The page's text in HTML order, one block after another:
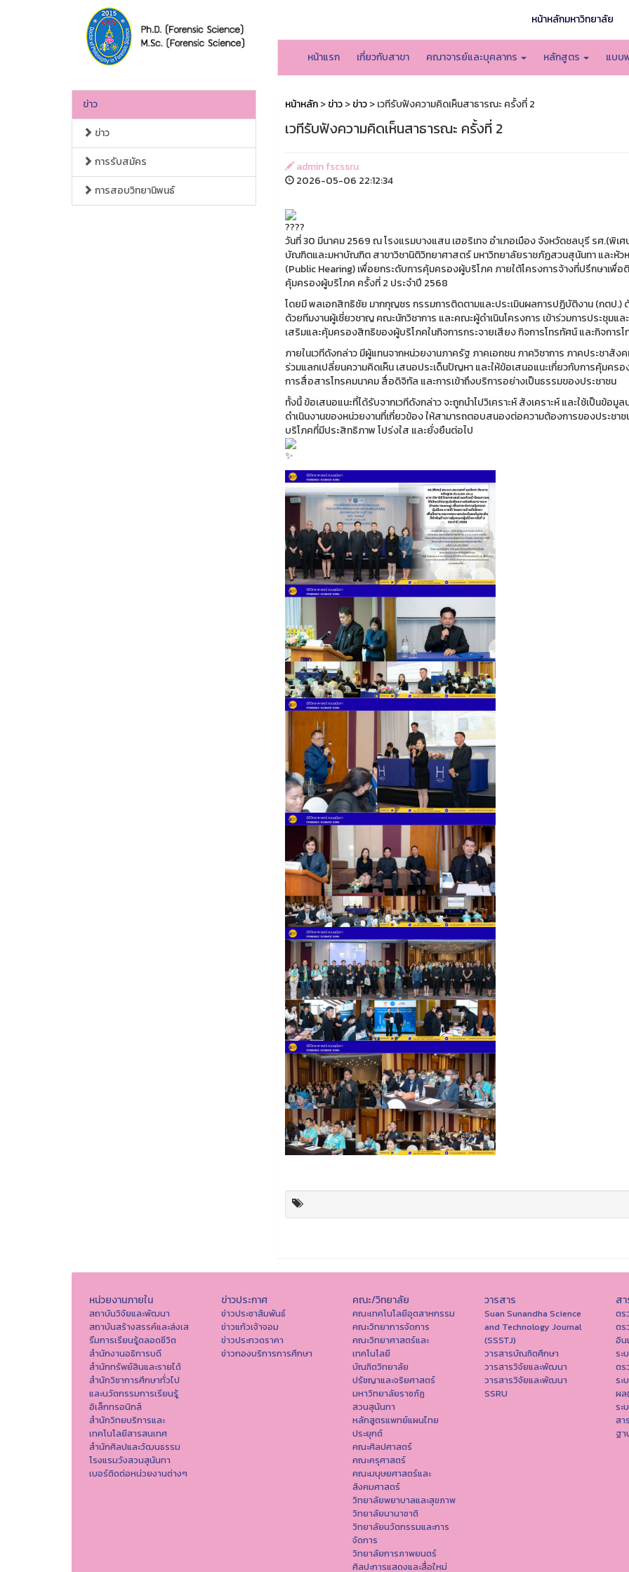
หน้าหลักมหาวิทยาลัย
หน้าแรก เกี่ยวกับสาขา คณาจารย์และบุคลากร หลักสูตร แบบ
ข่าว
ข่าว
การรับสมัคร
การสอบวิทยานิพนธ์
หน้าหลัก>ข่าว>ข่าว> เวทีรับฟังความคิดเห็นสาธารณะ ครั้งที่ 2
เวทีรับฟังความคิดเห็นสาธารณะ ครั้งที่ 2
admin fscssru
2026-05-06 22:12:34
วันที่ 30 มีนาคม 2569 ณ โรงแรมบางแสน เฮอริเทจ อำเภอเมือง จังหวัดชลบุรี รศ.(
บัณฑิตและมหาบัณฑิต สาขาวิชานิติวิทยาศาสตร์ มหาวิทยาลัยราชภัฏสวนสุนันทา และหัว
(Public Hearing) เพื่อยกระดับการคุ้มครองผู้บริโภค ภายใต้โครงการจ้างที่ปรึกษาเพื่
คุ้มครองผู้บริโภค ครั้งที่ 2 ประจำปี 2568
โดยมี พลเอกสิทธิชัย มากกุญชร กรรมการติดตามและประเมินผลการปฏิบัติงาน (กตป.)
ด้วยทีมงานผู้เชี่ยวชาญ คณะนักวิชาการ และคณะผู้ดำเนินโครงการ เข้าร่วมการประชุม
เสริมและคุ้มครองสิทธิของผู้บริโภคในกิจการกระจายเสียง กิจการโทรทัศน์ และกิจกา
ภายในเวทีดังกล่าว มีผู้แทนจากหน่วยงานภาครัฐ ภาคเอกชน ภาควิชาการ ภาคประชาสั
ร่วมแลกเปลี่ยนความคิดเห็น เสนอประเด็นปัญหา และให้ข้อเสนอแนะเกี่ยวกับการคุ้มคร
การสื่อสารโทรคมนาคม สื่อดิจิทัล และการเข้าถึงบริการอย่างเป็นธรรมของประชาชน
ทั้งนี้ ข้อเสนอแนะที่ได้รับจากเวทีดังกล่าว จะถูกนำไปวิเคราะห์ สังเคราะห์ และใช้เป็นข้
ดำเนินงานของหน่วยงานที่เกี่ยวข้อง ให้สามารถตอบสนองต่อความต้องการของประช
บริโภคที่มีประสิทธิภาพ โปร่งใส และยั่งยืนต่อไป
หน่วยงานภายใน
สถาบันวิจัยและพัฒนา
สถาบันสร้างสรรค์และส่งเส
รืมการเรียนรู้ตลอดชีวิต
สำนักงานอธิการบดี
สำนักทรัพย์สินและรายได้
สำนักวิชาการศึกษาทั่วไป
และนวัตกรรมการเรียนรู้
อิเล็กทรอนิกส์
สำนักวิทยบริการและ
เทคโนโลยีสารสนเทศ
สำนักศิลปและวัฒนธรรม
โรงแรมวังสวนสุนันทา
เบอร์ติดต่อหน่วยงานต่างๆ
ข่าวประกาศ
ข่าวประชาสัมพันธ์
ข่าวแก้วเจ้าจอม
ข่าวประกวดราคา
ข่าวกองบริการการศึกษา
คณะ/วิทยาลัย
คณะเทคโนโลยีอุตสาหกรรม
คณะวิทยาการจัดการ
คณะวิทยาศาสตร์และ
เทคโนโลยี
บัณฑิตวิทยาลัย
ปรัชญาและจริยศาสตร์
มหาวิทยาลัยราชภัฏ
สวนสุนันทา
หลักสูตรแพทย์แผนไทย
ประยุกต์
คณะศิลปศาสตร์
คณะครุศาสตร์
คณะมนุษยศาสตร์และ
สังคมศาสตร์
วิทยาลัยพยาบาลและสุขภาพ
วิทยาลัยนานาชาติ
วิทยาลัยนวัตกรรมและการ
จัดการ
วิทยาลัยการภาพยนตร์
ศิลปะการแสดงและสื่อใหม่
วารสาร
Suan Sunandha Science
and Technology Journal
(SSSTJ)
วารสารบัณฑิตศึกษา
วารสารวิจัยและพัฒนา
วารสารวิจัยและพัฒนา
SSRU
ส
ตร
ตร
อิน
ระ
ตร
ระ
ผล
ระ
สา
ฐ